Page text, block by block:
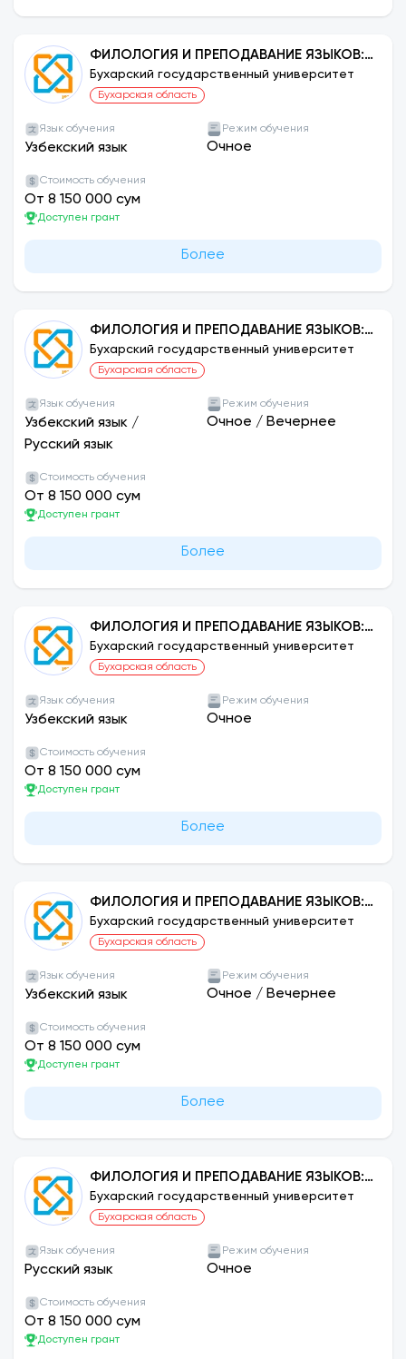
ФИЛОЛОГИЯ И ПРЕПОДАВАНИЕ ЯЗЫКОВ:
ФРАНЦУЗСКИЙ
Бухарский государственный университет
Бухарская область
Язык обучения
Узбекский язык
Режим обучения
Очное
Стоимость обучения
От 8 150 000 сум
Доступен грант
Более
ФИЛОЛОГИЯ И ПРЕПОДАВАНИЕ ЯЗЫКОВ:
АНГЛИЙСКИЙ
Бухарский государственный университет
Бухарская область
Язык обучения
Узбекский язык /
Русский язык
Режим обучения
Очное / Вечернее
Стоимость обучения
От 8 150 000 сум
Доступен грант
Более
ФИЛОЛОГИЯ И ПРЕПОДАВАНИЕ ЯЗЫКОВ:
НЕМЕЦКИЙ
Бухарский государственный университет
Бухарская область
Язык обучения
Узбекский язык
Режим обучения
Очное
Стоимость обучения
От 8 150 000 сум
Доступен грант
Более
ФИЛОЛОГИЯ И ПРЕПОДАВАНИЕ ЯЗЫКОВ:
УЗБЕКСКИЙ ЯЗЫК
Бухарский государственный университет
Бухарская область
Язык обучения
Узбекский язык
Режим обучения
Очное / Вечернее
Стоимость обучения
От 8 150 000 сум
Доступен грант
Более
ФИЛОЛОГИЯ И ПРЕПОДАВАНИЕ ЯЗЫКОВ:
РУССКИЙ
Бухарский государственный университет
Бухарская область
Язык обучения
Русский язык
Режим обучения
Очное
Стоимость обучения
От 8 150 000 сум
Доступен грант